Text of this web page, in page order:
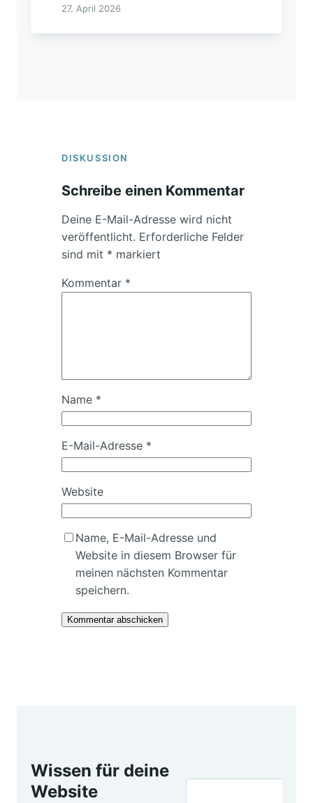
27. April 2026
DISKUSSION
Schreibe einen Kommentar
Deine E-Mail-Adresse wird nicht
veröffentlicht. Erforderliche Felder
sind mit * markiert
Kommentar *
Name *
E-Mail-Adresse *
Website
Name, E-Mail-Adresse und
Website in diesem Browser für
meinen nächsten Kommentar
speichern.
Wissen für deine
Website